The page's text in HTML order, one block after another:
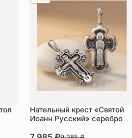
Нательный крест «Святой
Иоанн Русский» серебро